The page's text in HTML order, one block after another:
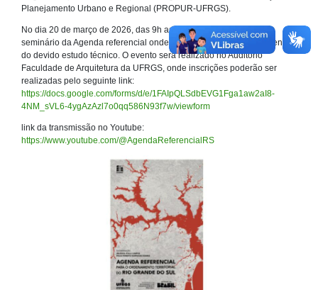
Planejamento Urbano e Regional (PROPUR-UFRGS).
No dia 20 de março de 2026, das 9h as 17h será realizado o 3º
seminário da Agenda referencial onde será realizado o encerramento
do devido estudo técnico. O evento será realizado no Auditório
Faculdade de Arquitetura da UFRGS, onde inscrições poderão ser
realizadas pelo seguinte link:
https://docs.google.com/forms/d/e/1FAIpQLSdbEVG1Fga1aw2aI8-
4NM_sVL6-4ygAzAzl7o0qq586N93f7w/viewform
link da transmissão no Youtube:
https://www.youtube.com/@AgendaReferencialRS